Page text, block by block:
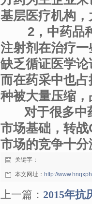
基层医疗机构
2，中药品种
注射剂在治疗
缺乏循证医学
而在药采中也
种被大量压缩
对于很多中药
市场基础，转
市场的竞争十
关键字：
本文网址： http://
上一篇： 2015年抗